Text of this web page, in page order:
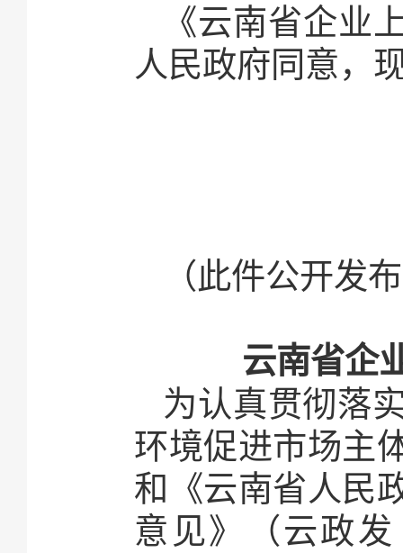
《云南省企业
人民政府同意，
（此件公开发
云南省企
为认真贯彻落
环境促进市场主
和《云南省人民
意见》（云政